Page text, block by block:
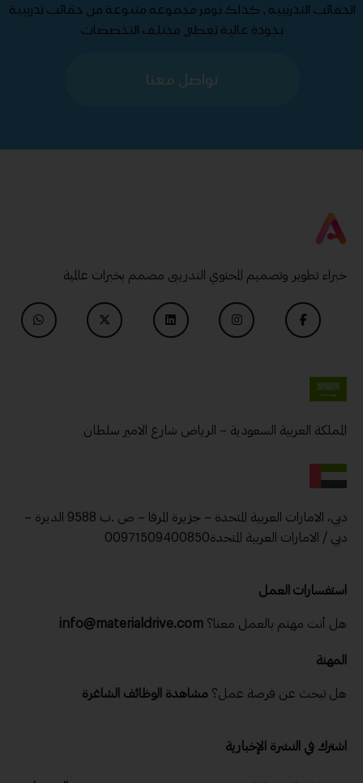
الحقائب التدريبية , كذلك نوفر مجموعة متنوعة من حقائب تدريبية
بجودة عالية تغطي مختلف التخصصات
تواصل معنا
خبراء تطوير وتصميم المحتوي التدريبى مصمم بخبرات عالمية
المملكة العربية السعودية – الرياض شارع الامير سلطان
دبي، الامارات العربية المتحدة – جزيرة المرفا – ص .ب 9588 الديرة –
دبي / الامارات العربية المتحدة00971509400850
استفسارات العمل
هل أنت مهتم بالعمل معنا؟ info@materialdrive.com
المهنة
هل تبحث عن فرصة عمل؟ مشاهدة الوظائف الشاغرة
اشترك في النشرة الإخبارية